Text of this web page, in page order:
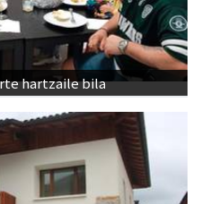
hartzaile bila